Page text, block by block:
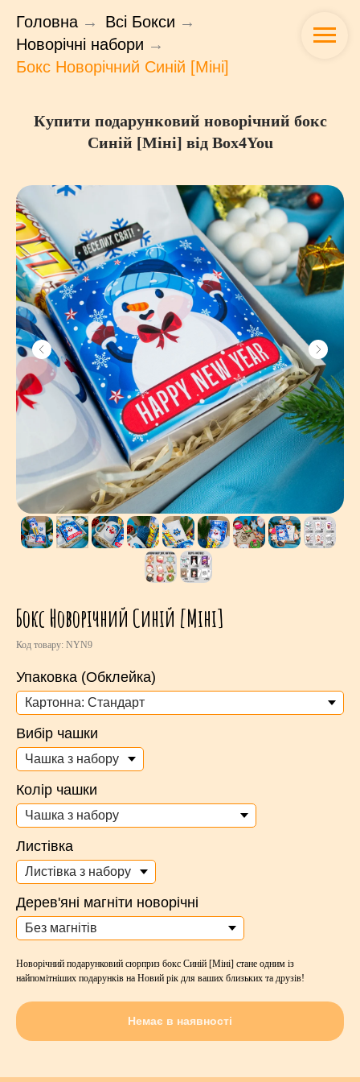
Головна → Всі Бокси →
Новорічні набори →
Бокс Новорічний Синій [Міні]
Купити подарунковий новорічний бокс
Синій [Міні] від Box4You
Бокс Новорічний Синій [Міні]
Код товару: NYN9
Упаковка (Обклейка)
Вибір чашки
Колір чашки
Листівка
Дерев'яні магніти новорічні
Новорічний подарунковий сюрприз бокс Синій [Міні] стане одним із
найпомітніших подарунків на Новий рік для ваших близьких та друзів!
Немає в наявності